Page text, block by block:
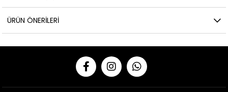
ÜRÜN ÖNERILERI